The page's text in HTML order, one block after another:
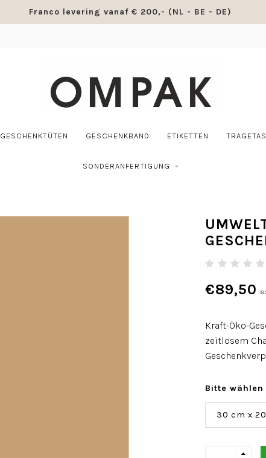
Franco levering vanaf € 200,- (NL - BE - DE)
GESCHENKTÜTEN GESCHENKBAND ETIKETTEN
SONDERANFERTIGUNG
€89,50
Kraft-Öko-
zeitlosem
Bitte wählen
30 cm x